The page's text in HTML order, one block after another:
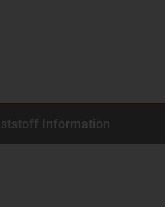
Information